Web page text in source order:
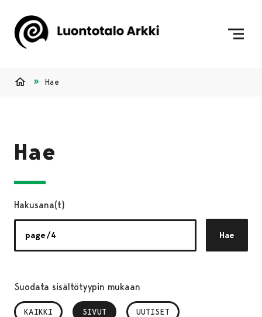
Hae
Hae
Hakusana(t)
Hae
Suodata sisältötyypin mukaan
KAIKKI SIVUT
, VALITTU UUTISET